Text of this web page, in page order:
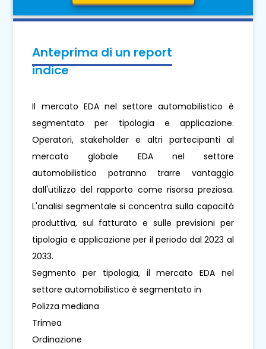
Anteprima di un report
indice
Il mercato EDA nel settore automobilistico è
segmentato per tipologia e applicazione.
Operatori, stakeholder e altri partecipanti al
mercato globale EDA nel settore
automobilistico potranno trarre vantaggio
dall'utilizzo del rapporto come risorsa preziosa.
L'analisi segmentale si concentra sulla capacità
produttiva, sul fatturato e sulle previsioni per
tipologia e applicazione per il periodo dal 2023 al
2033.
Segmento per tipologia, il mercato EDA nel
settore automobilistico è segmentato in
Polizza mediana
Trimea
Ordinazione